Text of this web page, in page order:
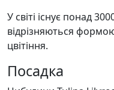
У світі існує понад
відрізняються
цвітіння.
Посадка